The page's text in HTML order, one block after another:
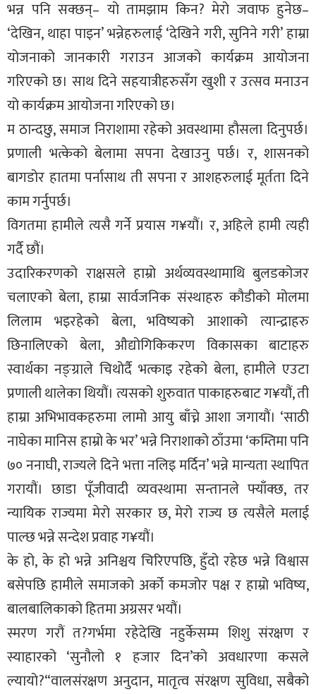
भन्न पनि सक्छन्– यो तामझाम किन? मेरो जवाफ हुनेछ–
‘देखिन, थाहा पाइन’ भन्नेहरुलाई ‘देखिने गरी, सुनिने गरी’ हाम्रा
योजनाको जानकारी गराउन आजको कार्यक्रम आयोजना
गरिएको छ। साथ दिने सहयात्रीहरुसँग खुशी र उत्सव मनाउन
यो कार्यक्रम आयोजना गरिएको छ।
म ठान्दछु, समाज निराशामा रहेको अवस्थामा हौसला दिनुपर्छ।
प्रणाली भत्केको बेलामा सपना देखाउनु पर्छ। र, शासनको
बागडोर हातमा पर्नासाथ ती सपना र आशहरुलाई मूर्तता दिने
काम गर्नुपर्छ।
विगतमा हामीले त्यसै गर्ने प्रयास ग¥यौं। र, अहिले हामी त्यही
गर्दै छौं।
उदारिकरणको राक्षसले हाम्रो अर्थव्यवस्थामाथि बुलडकोजर
चलाएको बेला, हाम्रा सार्वजनिक संस्थाहरु कौडीको मोलमा
लिलाम भइरहेको बेला, भविष्यको आशाको त्यान्द्राहरु
छिनालिएको बेला, औद्योगिकिकरण विकासका बाटाहरु
स्वार्थका नङ्ग्राले चिथोर्दै भत्काइ रहेको बेला, हामीले एउटा
प्रणाली थालेका थियौं। त्यसको शुरुवात पाकाहरुबाट ग¥यौं, ती
हाम्रा अभिभावकहरुमा लामो आयु बाँच्ने आशा जगायौं। ‘साठी
नाघेका मानिस हाम्रो के भर’ भन्ने निराशाको ठाँउमा ‘कम्तिमा पनि
७० ननाघी, राज्यले दिने भत्ता नलिइ मर्दिन’ भन्ने मान्यता स्थापित
गरायौं। छाडा पूँजीवादी व्यवस्थामा सन्तानले फ्याँक्छ, तर
न्यायिक राज्यमा मेरो सरकार छ, मेरो राज्य छ त्यसैले मलाई
पाल्छ भन्ने सन्देश प्रवाह ग¥यौं।
के हो, के हो भन्ने अनिश्चय चिरिएपछि, हुँदो रहेछ भन्ने विश्वास
बसेपछि हामीले समाजको अर्को कमजोर पक्ष र हाम्रो भविष्य,
बालबालिकाको हितमा अग्रसर भयौं।
स्मरण गरौं त?गर्भमा रहेदेखि नहुर्केसम्म शिशु संरक्षण र
स्याहारको ‘सुनौलो १ हजार दिन’को अवधारणा कसले
ल्यायो?“वालसंरक्षण अनुदान, मातृत्व संरक्षण सुविधा, सबैको